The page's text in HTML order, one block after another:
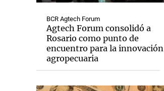
BCR Agtech Forum
Agtech Forum consolidó a
Rosario como punto de
encuentro para la innovación
agropecuaria